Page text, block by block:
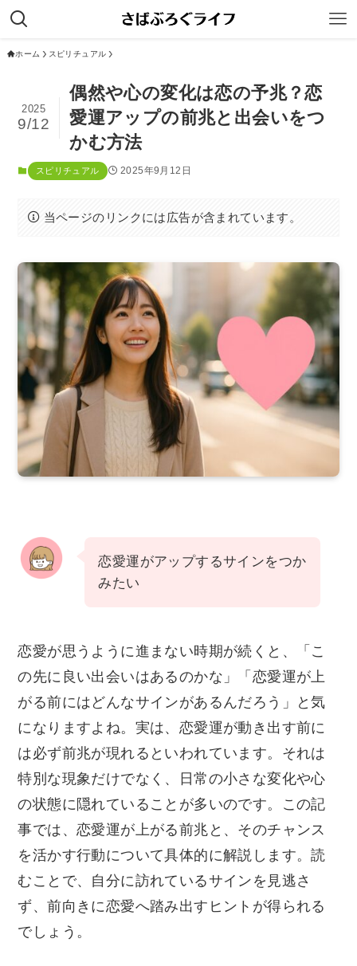
ホーム スピリチュアル
偶然や心の変化は恋の予兆？恋
愛運アップの前兆と出会いをつ
かむ方法
2025
9/12
スピリチュアル 2025年9月12日
当ページのリンクには広告が含まれています。
恋愛運がアップするサインをつか
みたい
恋愛が思うように進まない時期が続くと、「こ
の先に良い出会いはあるのかな」「恋愛運が上
がる前にはどんなサインがあるんだろう」と気
になりますよね。実は、恋愛運が動き出す前に
は必ず前兆が現れるといわれています。それは
特別な現象だけでなく、日常の小さな変化や心
の状態に隠れていることが多いのです。この記
事では、恋愛運が上がる前兆と、そのチャンス
を活かす行動について具体的に解説します。読
むことで、自分に訪れているサインを見逃さ
ず、前向きに恋愛へ踏み出すヒントが得られる
でしょう。